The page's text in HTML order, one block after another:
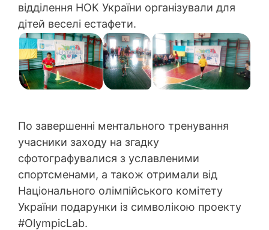
відділення НОК України організували для
дітей веселі естафети.
По завершенні ментального тренування
учасники заходу на згадку
сфотографувалися з уславленими
спортсменами, а також отримали від
Національного олімпійського комітету
України подарунки із символікою проекту
#OlympicLab.